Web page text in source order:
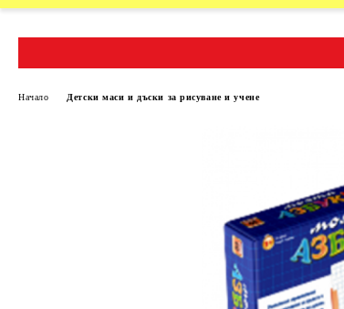
Начало Детски маси и дъски за рисуване и учене